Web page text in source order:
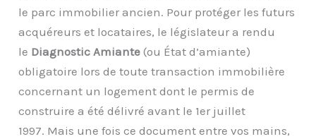
le parc immobilier ancien. Pour protéger les futurs
acquéreurs et locataires, le législateur a rendu
le Diagnostic Amiante (ou État d’amiante)
obligatoire lors de toute transaction immobilière
concernant un logement dont le permis de
construire a été délivré avant le 1er juillet
1997. Mais une fois ce document entre vos mains,